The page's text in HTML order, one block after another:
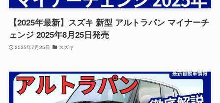
【2025年最新】スズキ 新型 アルトラパン マイナーチ
ェンジ 2025年8月25日発売
2025年7月25日 スズキ